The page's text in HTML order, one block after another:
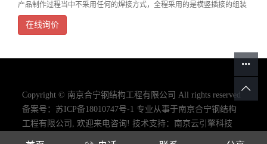
产品制作过程当中不采用任何的焊接方式，全程采用的是横竖插接的组装
方式，相较其它的铁艺护栏产品，安装更加快捷、省力。该产品采用热镀
锌钢管表面再经静电喷涂处理在野外环境中可达到30
在线询价
Copyright © 南京合宁钢结构工程有限公司 All rights reserved
备案号： 苏ICP备18010747号-1 专业从事于南京合宁钢结构
工程有限公司
, 欢迎来电咨询!技术支持： 南京云引擎科技